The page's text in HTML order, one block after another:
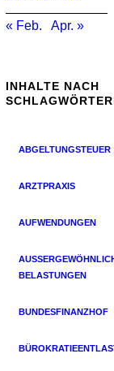
« Feb. Apr. »
INHALTE NACH
ABGELTUNGSTEUER
ARZTPRAXIS
AUFWENDUNGEN
ELASTUNGEN
BUNDESFINANZHOF